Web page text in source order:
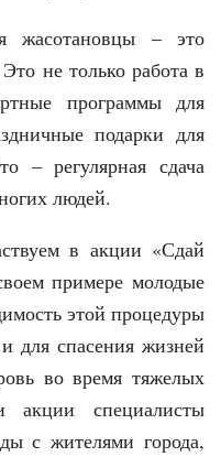
жасотановцы – это
не только работа в
программы для
подарки для
– регулярная сдача
людей.
в акции «Сдай
примере молодые
этой процедуры
для спасения жизней
во время тяжелых
акции специалисты
с жителями города,